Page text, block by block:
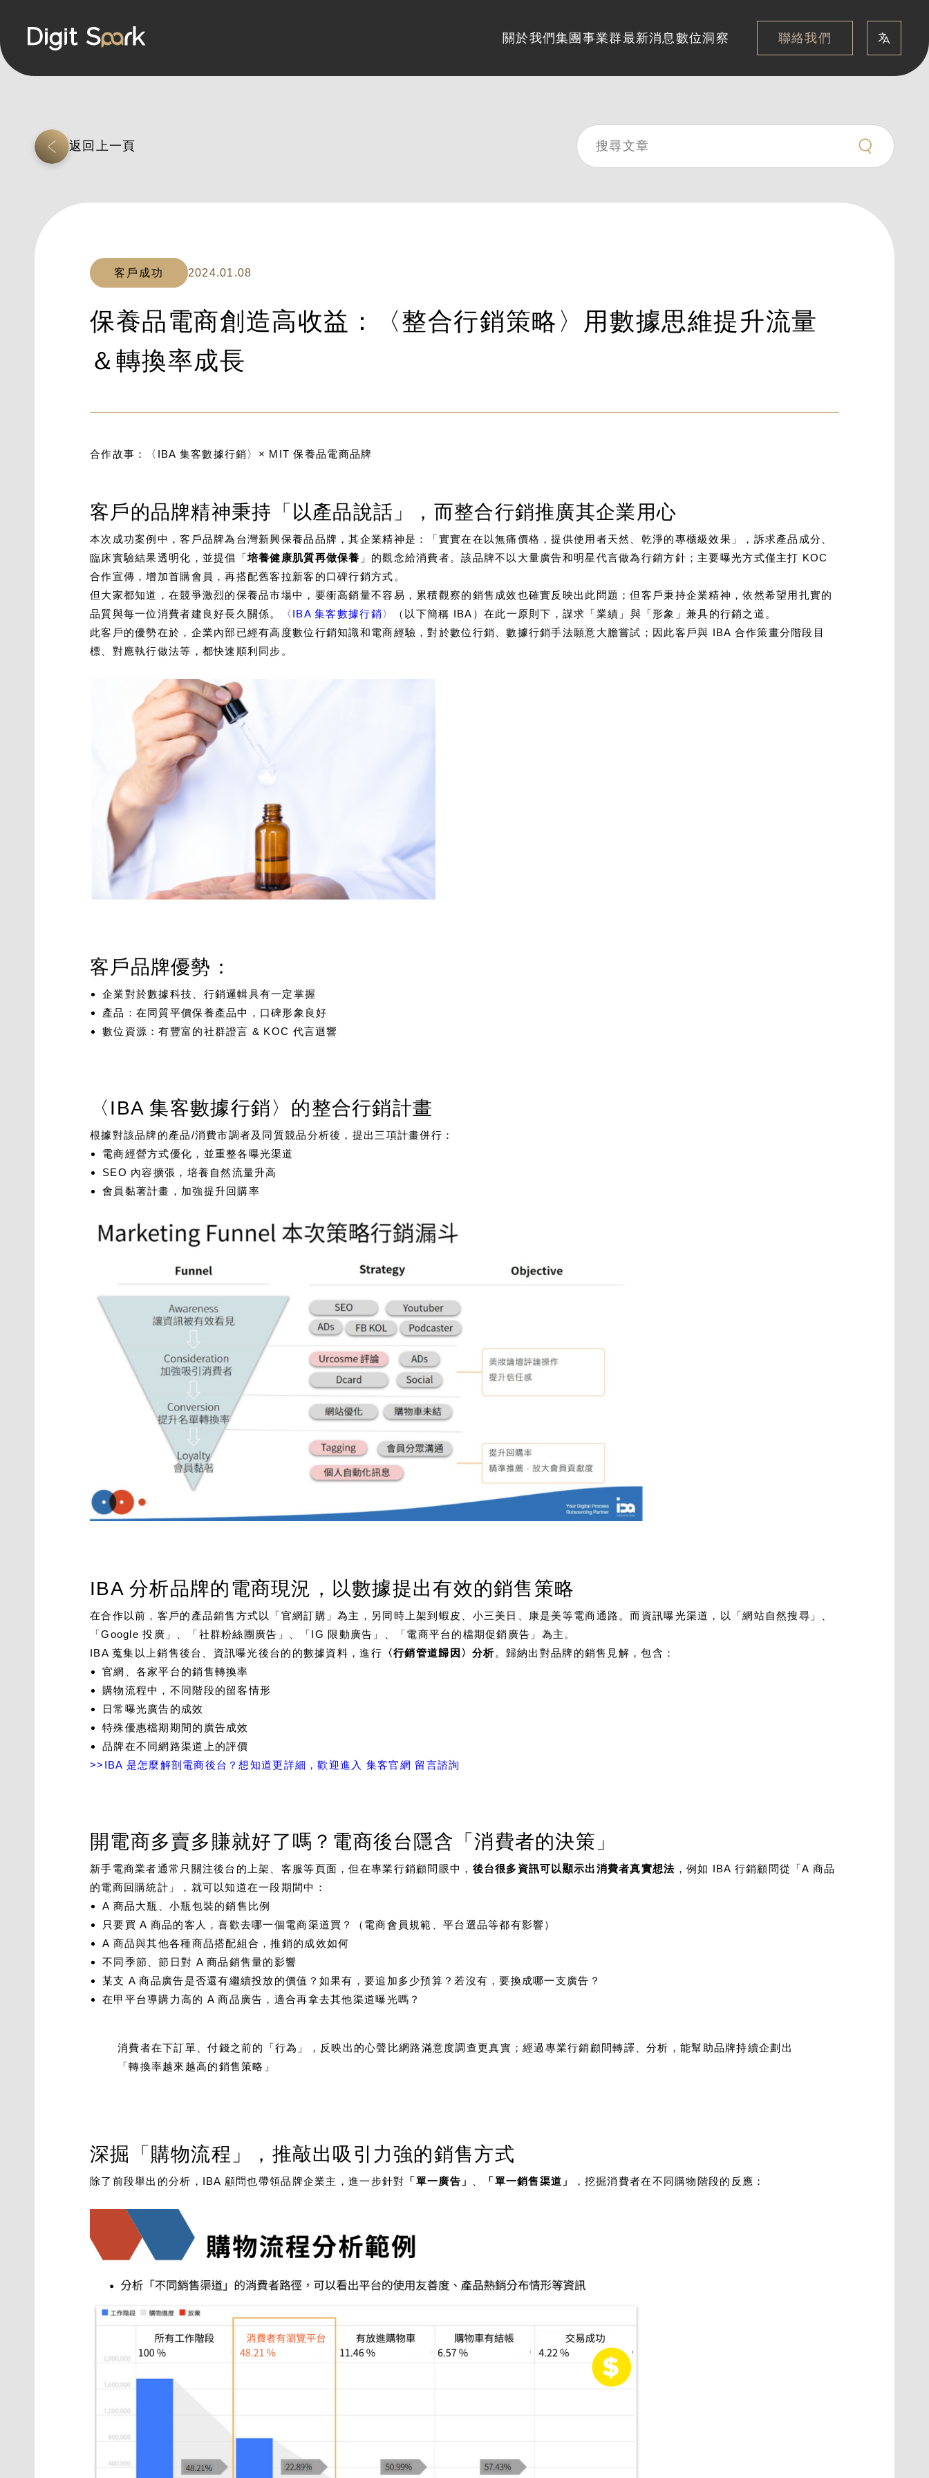
關於我們集團事業群最新消息數位洞察 聯絡我們
返回上一頁
客戶成功 2024.01.08
保養品電商創造高收益：〈整合行銷策略〉用數據思維提升流量
＆轉換率成長
合作故事：〈IBA 集客數據行銷〉× MIT 保養品電商品牌
客戶的品牌精神秉持「以產品說話」，而整合行銷推廣其企業用心
本次成功案例中，客戶品牌為台灣新興保養品品牌，其企業精神是：「實實在在以無痛價格，提供使用者天然、乾淨的專櫃級效果」，訴求產品成分、
臨床實驗結果透明化，並提倡「培養健康肌質再做保養 」的觀念給消費者。該品牌不以大量廣告和明星代言做為行銷方針；主要曝光方式僅主打 KOC
合作宣傳，增加首購會員，再搭配舊客拉新客的口碑行銷方式。
但大家都知道，在競爭激烈的保養品市場中，要衝高銷量不容易，累積觀察的銷售成效也確實反映出此問題；但客戶秉持企業精神，依然希望用扎實的
品質與每一位消費者建良好長久關係。
〈IBA 集客數據行銷〉
（以下簡稱 IBA）在此一原則下，謀求「業績」與「形象」兼具的行銷之道。
此客戶的優勢在於，企業內部已經有高度數位行銷知識和電商經驗，對於數位行銷、數據行銷手法願意大膽嘗試；因此客戶與 IBA 合作策畫分階段目
標、對應執行做法等，都快速順利同步。
客戶品牌優勢：
企業對於數據科技、行銷邏輯具有一定掌握
產品：在同質平價保養產品中，口碑形象良好
數位資源：有豐富的社群證言 & KOC 代言迴響
〈IBA 集客數據行銷〉的整合行銷計畫
根據對該品牌的產品/消費市調者及同質競品分析後，提出三項計畫併行：
電商經營方式優化，並重整各曝光渠道
SEO 內容擴張，培養自然流量升高
會員黏著計畫，加強提升回購率
IBA 分析品牌的電商現況，以數據提出有效的銷售策略
在合作以前，客戶的產品銷售方式以「官網訂購」為主，另同時上架到蝦皮、小三美日、康是美等電商通路。而資訊曝光渠道，以「網站自然搜尋」、
「Google 投廣」、「社群粉絲團廣告」、「IG 限動廣告」、「電商平台的檔期促銷廣告」為主。
IBA 蒐集以上銷售後台、資訊曝光後台的的數據資料，進行 〈行銷管道歸因〉分析。歸納出對品牌的銷售見解，包含：
官網、各家平台的銷售轉換率
購物流程中，不同階段的留客情形
日常曝光廣告的成效
特殊優惠檔期期間的廣告成效
品牌在不同網路渠道上的評價
>>IBA 是怎麼解剖電商後台？想知道更詳細，歡迎進入 集客官網 留言諮詢
開電商多賣多賺就好了嗎？電商後台隱含「消費者的決策」
新手電商業者通常只關注後台的上架、客服等頁面，但在專業行銷顧問眼中， 後台很多資訊可以顯示出消費者真實想法 ，例如 IBA 行銷顧問從「A 商品
的電商回購統計」，就可以知道在一段期間中：
A 商品大瓶、小瓶包裝的銷售比例
只要買 A 商品的客人，喜歡去哪一個電商渠道買？（電商會員規範、平台選品等都有影響）
A 商品與其他各種商品搭配組合，推銷的成效如何
不同季節、節日對 A 商品銷售量的影響
某支 A 商品廣告是否還有繼續投放的價值？如果有，要追加多少預算？若沒有，要換成哪一支廣告？
在甲平台導購力高的 A 商品廣告，適合再拿去其他渠道曝光嗎？
消費者在下訂單、付錢之前的「行為」，反映出的心聲比網路滿意度調查更真實；經過專業行銷顧問轉譯、分析，能幫助品牌持續企劃出
「轉換率越來越高的銷售策略」
深掘「購物流程」，推敲出吸引力強的銷售方式
除了前段舉出的分析，IBA 顧問也帶領品牌企業主，進一步針對 「單一廣告」 「單一銷售渠道」 ，挖掘消費者在不同購物階段的反應：